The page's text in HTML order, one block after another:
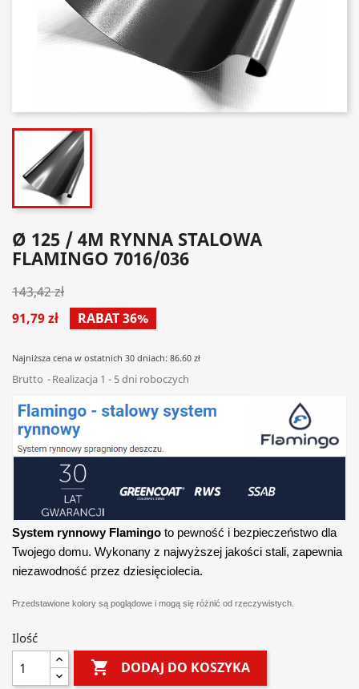
Ø 125 / 4M RYNNA STALOWA
FLAMINGO 7016/036
143,42 zł
91,79 zł
RABAT 36%
Najniższa cena w ostatnich 30 dniach: 86.60 zł
Brutto Realizacja 1 - 5 dni roboczych
System rynnowy Flamingo to pewność i bezpieczeństwo dla
Twojego domu. Wykonany z najwyższej jakości stali, zapewnia
niezawodność przez dziesięciolecia.
Przedstawione kolory są poglądowe i mogą się różnić od rzeczywistych.
Ilość
 DODAJ DO KOSZYKA